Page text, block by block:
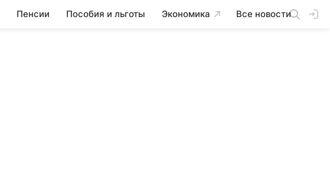
Пенсии Пособия и льготы Экономика Все новости